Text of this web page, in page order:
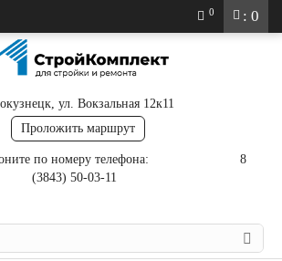
: 0
0
ул. Вокзальная 12к11
Проложить маршрут
по номеру телефона: 8
(3843) 50-03-11